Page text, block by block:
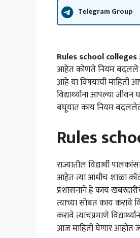
Telegram Group
Rules school colleges
आहेत कोणते नियम बदलले
आहे या विषयाची माहिती
विद्यार्थ्यांना आपल्या
बघूयात काय नियम
Rules
राज्यातील विद्यार्थी
आहेत त्या आधीच शाळा
प्रशासनाने हे काय
त्याच्या सोबत काय करावे
करावे त्याचप्रमाणे
आज माहिती घेणार आहोत